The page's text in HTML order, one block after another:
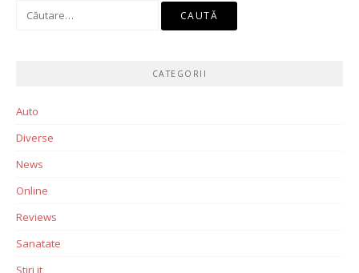
Caută
CATEGORII
Auto
Diverse
News
Online
Reviews
Sanatate